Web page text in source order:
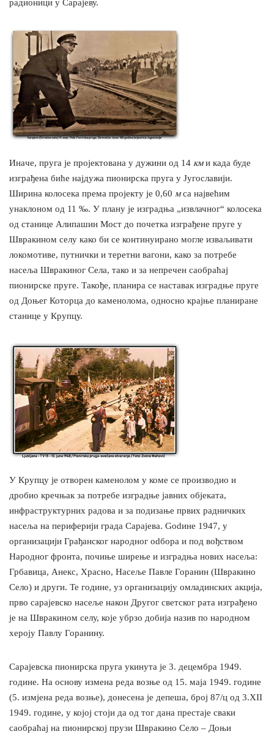
радионици у Сарајеву.
Инaчe, пруга је пројектована у дужини од 14 кми када буде
изграђена биће најдужа пионирска пруга у Југославији.
Ширина колосека према пројекту је 0,60 мса највећим
унаклоном од 11 ‰. У плану је изградња „извлачног“ колосека
од станице Алипашин Мост до почетка изграђене пруге у
Швракином селу како би се континуирано могле изваљивати
локомотиве, путнички и теретни вагони, како за потребе
насеља Швракиног Села, тако и за непречен саобраћај
пионирске пруге. Такође, планира се наставак изградње пруге
од Доњег Которца до каменолома, односно крајње планиране
станице у Крупцу.
У Крупцу је отворен каменолом у коме се производио и
дробио кречњак за потребе изградње јавних објеката,
инфраструктурних радова и за подизање првих радничких
насеља на периферији града Сарајева. Godине 1947, у
организацији Грађанског народног odбора и под вођством
Народног фронта, почиње ширење и изградња нових насеља:
Грбавица, Анекс, Храсно, Насеље Павле Горанин (Швракино
Село) и други. Те године, уз организацију омладинских акција,
прво сарајевско насеље након Другог светског рата изграђено
је на Швракином селу, које убрзо добија назив по народном
хероју Павлу Горанину.
Сарајевска пионирска пруга укинута је 3. децембра 1949.
године. На основу измена реда возње од 15. маја 1949. године
(5. измјена реда возње), донесена је депеша, број 87/ц од 3.XII
1949. године, у којој стоји да од тог дана престаје сваки
саобраћај на пионирској прузи Шврaкино Село – Доњи